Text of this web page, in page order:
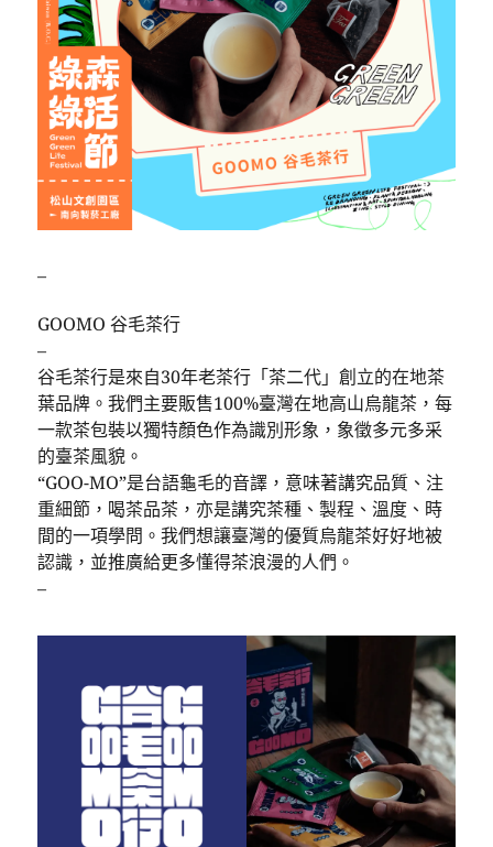
–
GOOMO 谷毛茶行
–
谷毛茶行是來自30年老茶行「茶二代」創立的在地茶
葉品牌。我們主要販售100%臺灣在地高山烏龍茶，每
一款茶包裝以獨特顏色作為識別形象，象徵多元多采
的臺茶風貌。
“GOO-MO”是台語龜毛的音譯，意味著講究品質、注
重細節，喝茶品茶，亦是講究茶種、製程、溫度、時
間的一項學問。我們想讓臺灣的優質烏龍茶好好地被
認識，並推廣給更多懂得茶浪漫的人們。
–